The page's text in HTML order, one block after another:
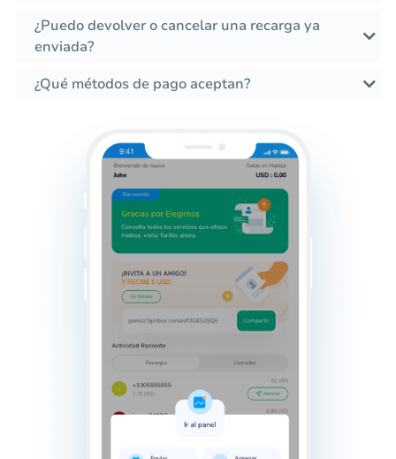
¿Puedo devolver o cancelar una recarga ya
enviada?
¿Qué métodos de pago aceptan?